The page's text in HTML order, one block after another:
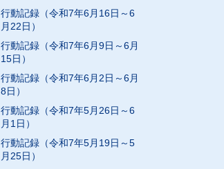
行動記録（令和7年6月16日～6
月22日）
行動記録（令和7年6月9日～6月
15日）
行動記録（令和7年6月2日～6月
8日）
行動記録（令和7年5月26日～6
月1日）
行動記録（令和7年5月19日～5
月25日）